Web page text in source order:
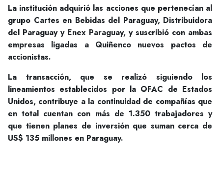
La institución adquirió las acciones que pertenecían al
grupo Cartes en Bebidas del Paraguay, Distribuidora
del Paraguay y Enex Paraguay, y suscribió con ambas
empresas ligadas a Quiñenco nuevos pactos de
accionistas.
La transacción, que se realizó siguiendo los
lineamientos establecidos por la OFAC de Estados
Unidos, contribuye a la continuidad de compañías que
en total cuentan con más de 1.350 trabajadores y
que tienen planes de inversión que suman cerca de
US$ 135 millones en Paraguay.